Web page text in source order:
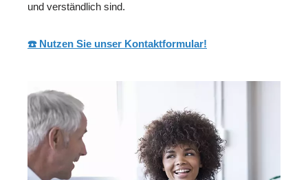
und verständlich sind.
☎️ Nutzen Sie unser Kontaktformular!